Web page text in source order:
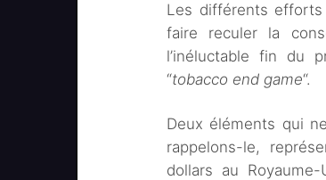
Les différents
faire reculer la
l’inéluctable fin du
“tobacco end game“.
Deux éléments qui
rappelons-le,
dollars au